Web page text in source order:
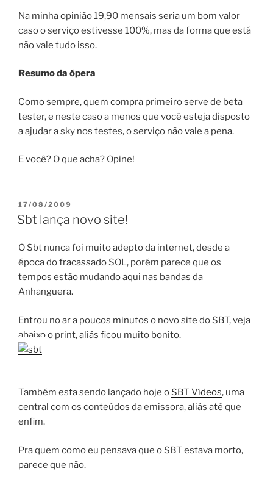
Na minha opinião 19,90 mensais seria um bom valor
caso o serviço estivesse 100%, mas da forma que está
não vale tudo isso.
Resumo da ópera
Como sempre, quem compra primeiro serve de beta
tester, e neste caso a menos que você esteja disposto
a ajudar a sky nos testes, o serviço não vale a pena.
E você? O que acha? Opine!
PUBLICADO
EM
17/08/2009
Sbt lança novo site!
O Sbt nunca foi muito adepto da internet, desde a
época do fracassado SOL, porém parece que os
tempos estão mudando aqui nas bandas da
Anhanguera.
Entrou no ar a poucos minutos o novo site do SBT, veja
abaixo o print, aliás ficou muito bonito.
Também esta sendo lançado hoje o SBT Vídeos, uma
central com os conteúdos da emissora, aliás até que
enfim.
Pra quem como eu pensava que o SBT estava morto,
parece que não.